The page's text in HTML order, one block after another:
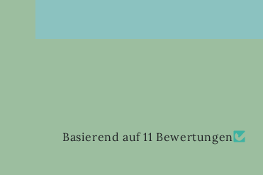
Basierend auf 11 Bewertungen